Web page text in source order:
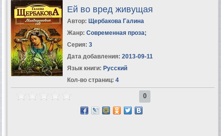
Ей во вред живущая
Автор: Щербакова Галина
Жанр: Современная проза;
Серия: 3
Дата добавления: 2013-09-11
Язык книги: Русский
Кол-во страниц: 4
0